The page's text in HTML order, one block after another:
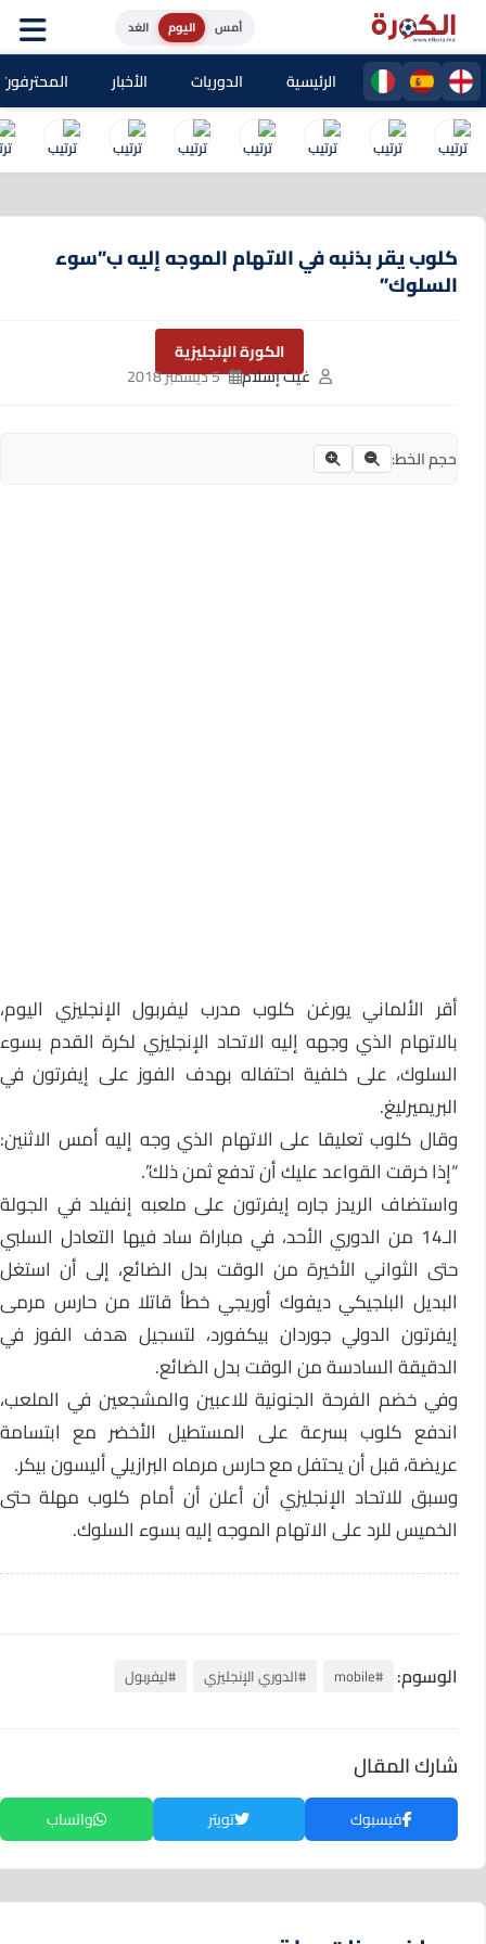
اليوم الغد
الرئيسية الدوريات الأخبار المحترفون
كلوب يقر بذنبه في الاتهام الموجه إليه ب”سوء
السلوك”
الكورة الإنجليزية
غيث إسلام
5 ديسمبر 2018
حجم الخط:
أقر الألماني يورغن كلوب مدرب ليفربول الإنجليزي اليوم،
بالاتهام الذي وجهه إليه الاتحاد الإنجليزي لكرة القدم بسوء
السلوك، على خلفية احتفاله بهدف الفوز على إيفرتون في
البريميرليغ.
وقال كلوب تعليقا على الاتهام الذي وجه إليه أمس الاثنين:
“إذا خرقت القواعد عليك أن تدفع ثمن ذلك”.
واستضاف الريدز جاره إيفرتون على ملعبه إنفيلد في الجولة
الـ14 من الدوري الأحد، في مباراة ساد فيها التعادل السلبي
حتى الثواني الأخيرة من الوقت بدل الضائع، إلى أن استغل
البديل البلجيكي ديفوك أوريجي خطأ قاتلا من حارس مرمى
إيفرتون الدولي جوردان بيكفورد، لتسجيل هدف الفوز في
الدقيقة السادسة من الوقت بدل الضائع.
وفي خضم الفرحة الجنونية للاعبين والمشجعين في الملعب،
اندفع كلوب بسرعة على المستطيل الأخضر مع ابتسامة
عريضة، قبل أن يحتفل مع حارس مرماه البرازيلي أليسون بيكر.
وسبق للاتحاد الإنجليزي أن أعلن أن أمام كلوب مهلة حتى
الخميس للرد على الاتهام الموجه إليه بسوء السلوك.
الوسوم: #mobile #الدوري الإنجليزي #ليفربول
شارك المقال
فيسبوك تويتر واتساب